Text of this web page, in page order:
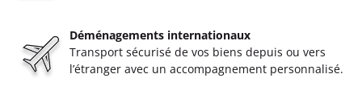
Déménagements internationaux
Transport sécurisé de vos biens depuis ou vers
l’étranger avec un accompagnement personnalisé.